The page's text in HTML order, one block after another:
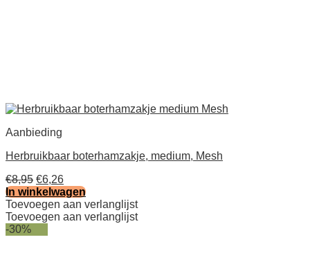
Aanbieding
Herbruikbaar boterhamzakje, medium, Mesh
€8,95 Oorspronkelijke
prijs
was:
€8,95.
€6,26Huidige
prijs
is:
€6,26.
In winkelwagen
Toevoegen aan verlanglijst
Toevoegen aan verlanglijst
-30%